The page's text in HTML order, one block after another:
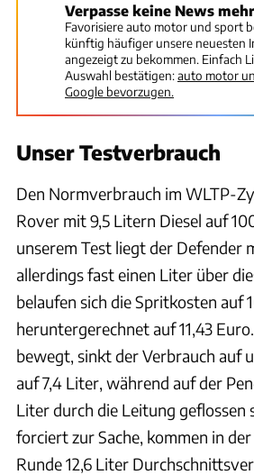
Verpasse keine News mehr
Favorisiere auto motor und sport
künftig häufiger unsere neuesten
angezeigt zu bekommen. Einfach
Auswahl bestätigen:auto motor
Google bevorzugen.
Unser Testverbrauch
Den Normverbrauch im WLTP-
Rover mit 9,5 Litern Diesel auf
unserem Test liegt der Defender
allerdings fast einen Liter über
belaufen sich die Spritkosten auf
heruntergerechnet auf 11,43
bewegt, sinkt der Verbrauch auf
auf 7,4 Liter, während auf der
Liter durch die Leitung geflossen
forciert zur Sache, kommen in
Runde 12,6 Liter